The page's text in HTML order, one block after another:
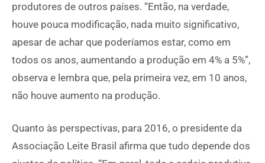
produtores de outros países. “Então, na verdade,
houve pouca modificação, nada muito significativo,
apesar de achar que poderíamos estar, como em
todos os anos, aumentando a produção em 4% a 5%”,
observa e lembra que, pela primeira vez, em 10 anos,
não houve aumento na produção.
Quanto às perspectivas, para 2016, o presidente da
Associação Leite Brasil afirma que tudo depende dos